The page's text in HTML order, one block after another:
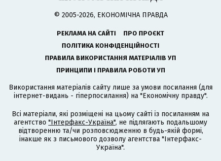
© 2005-2026, ЕКОНОМІЧНА ПРАВДА
РЕКЛАМА НА САЙТІ
ПРО ПРОЄКТ
ПОЛІТИКА КОНФІДЕНЦІЙНОСТІ
ПРАВИЛА ВИКОРИСТАННЯ МАТЕРІАЛІВ УП
ПРИНЦИПИ І ПРАВИЛА РОБОТИ УП
Використання матеріалів сайту лише за умови посилання (для
інтернет-видань - гіперпосилання) на "Економічну правду".
Всі матеріали, які розміщені на цьому сайті із посиланням на
агентство "Інтерфакс-Україна", не підлягають подальшому
відтворенню та/чи розповсюдженню в будь-якій формі,
інакше як з письмового дозволу агентства "Інтерфакс-
Україна".